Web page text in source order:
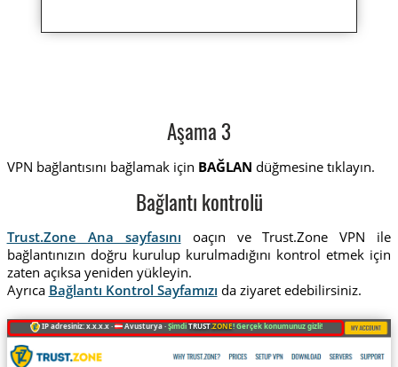
Aşama 3
VPN bağlantısını bağlamak için BAĞLAN düğmesine tıklayın.
Bağlantı kontrolü
Trust.Zone Ana sayfasını oaçın ve Trust.Zone VPN ile
bağlantınızın doğru kurulup kurulmadığını kontrol etmek için
zaten açıksa yeniden yükleyin.
Ayrıca Bağlantı Kontrol Sayfamızı da ziyaret edebilirsiniz.
IP adresiniz: x.x.x.x · Avusturya ·ŞimdiTRUST.ZONE! Gerçek konumunuz gizli!